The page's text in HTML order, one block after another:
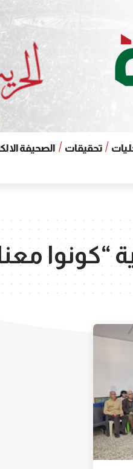
تحقيقات الصحيفة
“كونوا